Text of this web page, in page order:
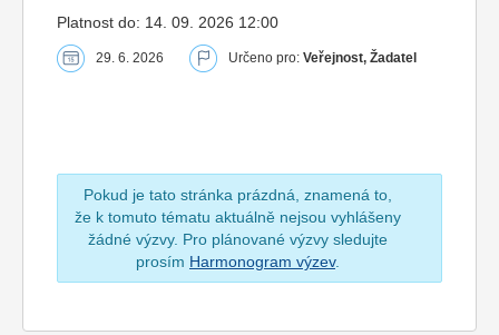
Platnost do: 14. 09. 2026 12:00
29. 6. 2026 Určeno pro: Veřejnost, Žadatel
Pokud je tato stránka prázdná, znamená to,
že k tomuto tématu aktuálně nejsou vyhlášeny
žádné výzvy. Pro plánované výzvy sledujte
prosím Harmonogram výzev.